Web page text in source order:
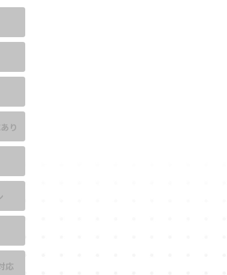
り
応